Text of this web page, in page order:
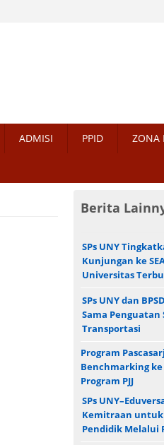
ADMISI PPID ZONA
Berita
SPs UNY
Kunjungan ke
Universitas
SPs UNY dan
Sama Penguatan
Transportasi
Program
Benchmarking ke
Program PJJ
SPs
Kemitraan untuk
Pendidik Melalui